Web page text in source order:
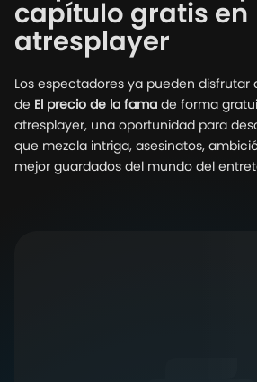
capítulo gratis en
atresplayer
Los espectadores ya pueden disfrutar
de El precio de la fama de forma
atresplayer, una oportunidad para
que mezcla intriga, asesinatos,
mejor guardados del mundo del